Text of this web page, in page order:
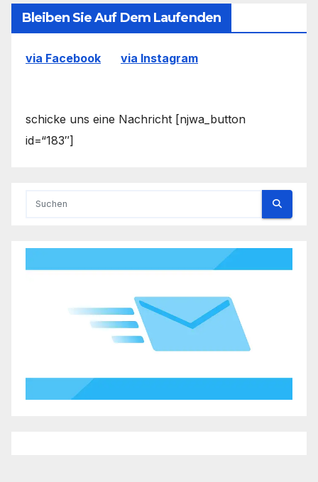
Bleiben Sie Auf Dem Laufenden
via Facebook via Instagram
schicke uns eine Nachricht [njwa_button
id=“183″]